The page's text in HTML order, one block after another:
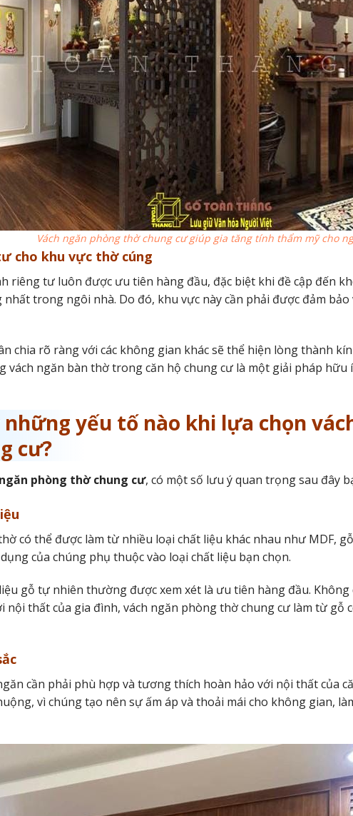
Vách ngăn phòng thờ chung cư giúp gia tăng tính thẩm mỹ cho
cho khu vực thờ cúng
riêng tư luôn được ưu tiên hàng đầu, đặc biệt khi đề cập đến
trong ngôi nhà. Do đó, khu vực này cần phải được đảm
chia rõ ràng với các không gian khác sẽ thể hiện lòng thành
vách ngăn bàn thờ trong căn hộ chung cư là một giải pháp hữu
những yếu tố nào khi lựa chọn
cư?
phòng thờ chung cư, có một số lưu ý quan trọng sau đây
có thể được làm từ nhiều loại chất liệu khác nhau như MDF, gỗ
của chúng phụ thuộc vào loại chất liệu bạn chọn.
gỗ tự nhiên thường được xem xét là ưu tiên hàng đầu. Không
nội thất của gia đình, vách ngăn phòng thờ chung cư làm từ gỗ
cần phải phù hợp và tương thích hoàn hảo với nội thất của
vì chúng tạo nên sự ấm áp và thoải mái cho không gian,